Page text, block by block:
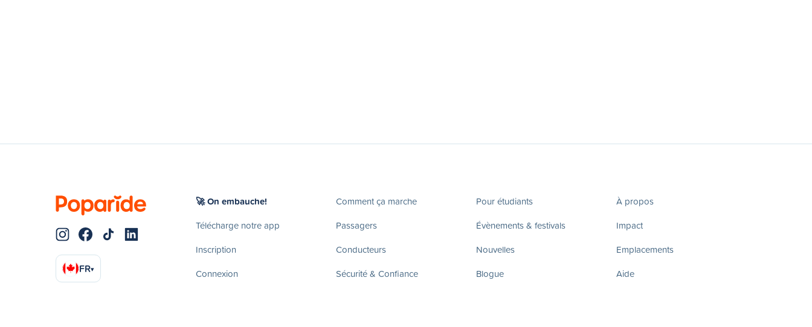
FR▾
🚀 On embauche!
Télécharge notre app
Inscription
Connexion
Comment ça marche
Passagers
Conducteurs
Sécurité & Confiance
Pour étudiants
Évènements & festivals
Nouvelles
Blogue
À propos
Impact
Emplacements
Aide